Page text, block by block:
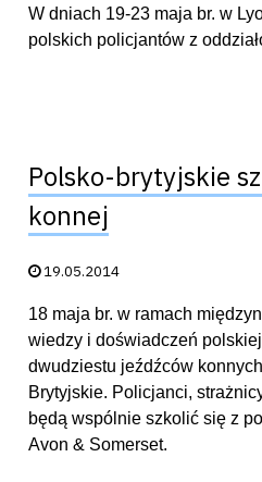
W dniach 19-23 maja br. w
polskich policjantów z
Polsko-brytyjskie
konnej
Data publikacji:
19.05.2014
18 maja br. w ramach
wiedzy i doświadczeń
dwudziestu jeźdźców
Brytyjskie. Policjanci,
będą wspólnie szkolić się z
Avon & Somerset.